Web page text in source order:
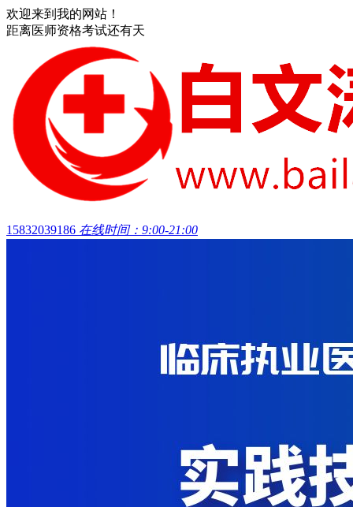
欢迎来到我的网站！
距离医师资格考试还有天
15832039186 在线时间：9:00-21:00